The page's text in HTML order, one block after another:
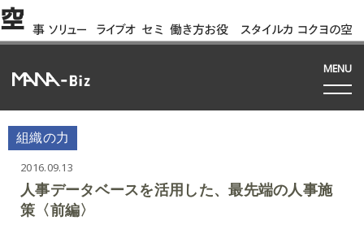
空 事
例
ソリュー
ション
ライブオ
フィス
セミ
ナー
働き方お役
立ち資料
スタイルカ
タログ
コクヨの空
間って!?
MENU
組織の力
2016.09.13
人事データベースを活用した、最先端の人事施
策〈前編〉